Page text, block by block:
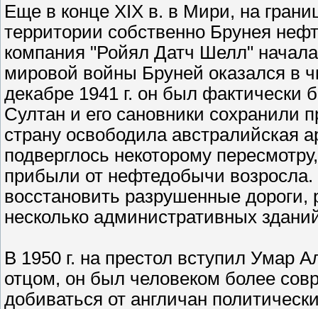
Еще в конце XIX в. в Мири, на
территории собственно Брунея
компания "Ройял Датч Шелл"
мировой войны Бруней оказался в
декабре 1941 г. он был фактически
Султан и его сановники сохранили
страну освободила
подверглось некоторому
прибыли от нефтедобычи возросла.
восстановить разрушенные дороги,
несколько административных
В 1950 г. на престол вступил
отцом, он был человеком более
добиваться от англичан